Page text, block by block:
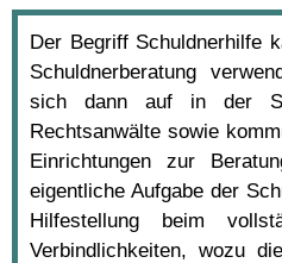
Der Begriff Schuldnerhilfe
Schuldnerberatung
sich dann auf in der
Rechtsanwälte sowie
Einrichtungen zur
eigentliche Aufgabe der
Hilfestellung beim
Verbindlichkeiten, wozu